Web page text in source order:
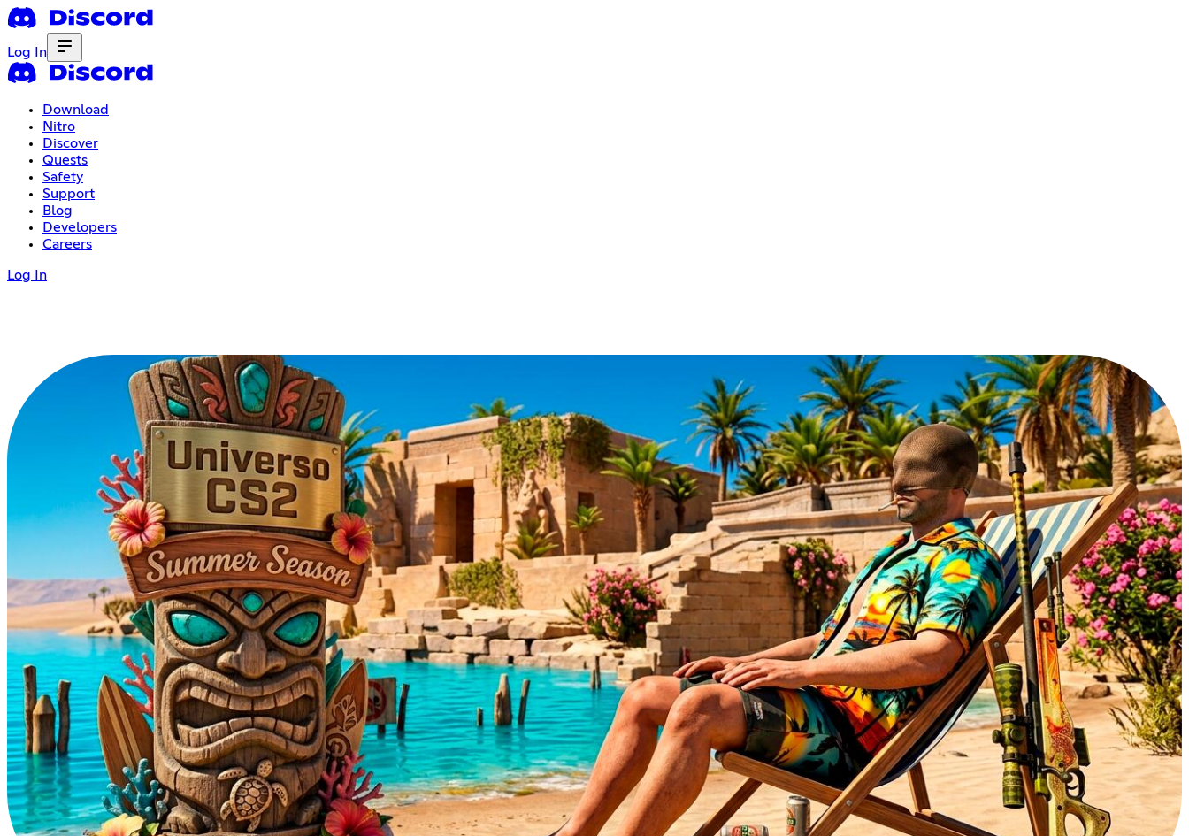
Log In
Download
Nitro
Discover
Quests
Safety
Support
Blog
Developers
Careers
Log In